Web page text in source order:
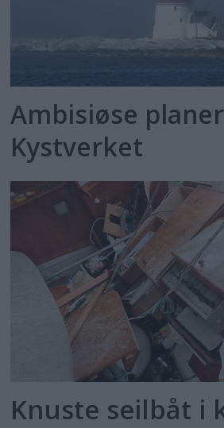
Ambisiøse
Kystverket
Knuste seilbåt i